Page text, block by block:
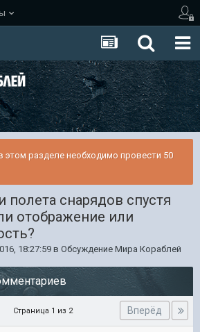
этом разделе необходимо провести 50
полета снарядов спустя
отображение или
18:27:59 в Обсуждение Мира Кораблей
Вперёд
Страница 1 из 2